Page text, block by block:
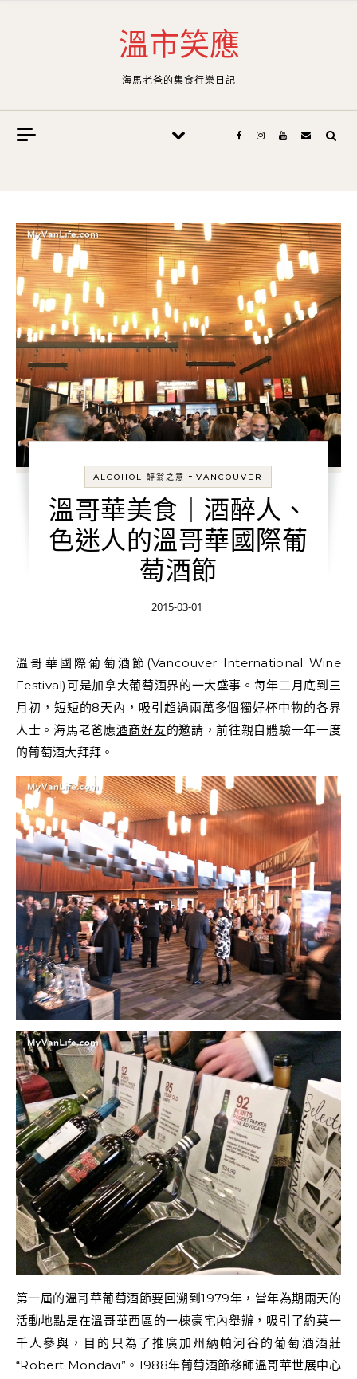
溫市笑應
海馬老爸的集食行樂日記
ALCOHOL 醉翁之意 -VANCOUVER
溫哥華美食｜酒醉人、
色迷人的溫哥華國際葡
萄酒節
2015-03-01
溫哥華國際葡萄酒節(Vancouver International Wine
Festival)可是加拿大葡萄酒界的一大盛事。每年二月底到三
月初，短短的8天內，吸引超過兩萬多個獨好杯中物的各界
人士。海馬老爸應酒商好友的邀請，前往親自體驗一年一度
的葡萄酒大拜拜。
第一屆的溫哥華葡萄酒節要回溯到1979年，當年為期兩天的
活動地點是在溫哥華西區的一棟豪宅內舉辦，吸引了約莫一
千人參與，目的只為了推廣加州納帕河谷的葡萄酒酒莊
“Robert Mondavi”。1988年葡萄酒節移師溫哥華世展中心